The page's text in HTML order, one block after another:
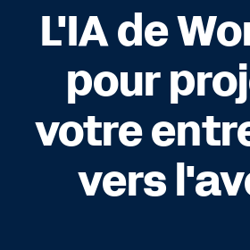
L'IA de
pour
votre
vers